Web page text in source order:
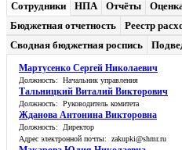
Сотрудники НПА Отчёты
Бюджетная отчетность
Реестр
Сводная бюджетная роспись
Мартусенко Сергей Николаевич
Должность: Начальник управления
Тальницкий Виталий Викторович
Должность: Руководитель комитета
Жданова Антонина Викторовна
Должность: Директор
Адрес электронной почты: zakupki@shmr.ru